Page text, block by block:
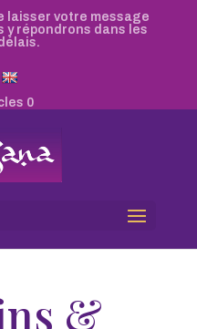
laisser votre message
y répondrons dans les
0
&